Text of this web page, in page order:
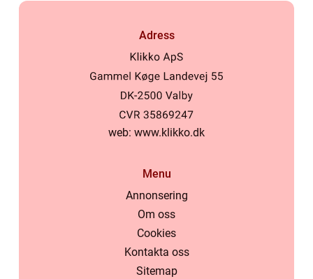
Adress
web: www.klikko.dk
Menu
Annonsering
Om oss
Cookies
Kontakta oss
Sitemap